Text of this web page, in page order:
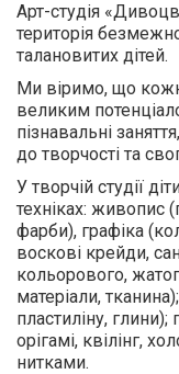
Арт-студія
територія
талановитих дітей.
Ми віримо, що
великим
пізнавальні
до творчості та
У творчій студії
техніках: живопис
фарби), графіка
воскові крейди,
кольорового,
матеріали,
пластиліну,
орігамі, квілінг,
нитками.